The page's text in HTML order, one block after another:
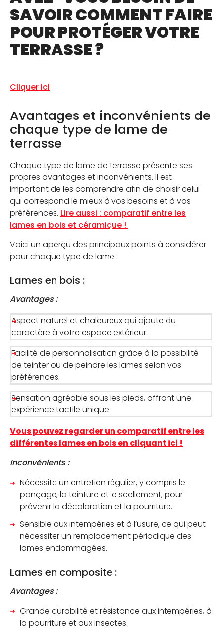
SAVOIR COMMENT FAIRE
POUR PROTÉGER VOTRE
TERRASSE ?
Cliquer ici
Avantages et inconvénients de
chaque type de lame de
terrasse
Chaque type de lame de terrasse présente ses
propres avantages et inconvénients. Il est
important de les comprendre afin de choisir celui
qui correspond le mieux à vos besoins et à vos
préférences. Lire aussi : comparatif entre les
lames en bois et céramique !
Voici un aperçu des principaux points à considérer
pour chaque type de lame :
Lames en bois :
Avantages :
Aspect naturel et chaleureux qui ajoute du
caractère à votre espace extérieur.
Facilité de personnalisation grâce à la possibilité
de teinter ou de peindre les lames selon vos
préférences.
Sensation agréable sous les pieds, offrant une
expérience tactile unique.
Vous pouvez regarder un comparatif entre les
différentes lames en bois en cliquant ici !
Inconvénients :
Nécessite un entretien régulier, y compris le
ponçage, la teinture et le scellement, pour
prévenir la décoloration et la pourriture.
Sensible aux intempéries et à l’usure, ce qui peut
nécessiter un remplacement périodique des
lames endommagées.
Lames en composite :
Avantages :
Grande durabilité et résistance aux intempéries, à
la pourriture et aux insectes.